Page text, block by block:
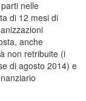
nelle
di 12 mesi di
anche
non retribuite (i
di agosto 2014) e